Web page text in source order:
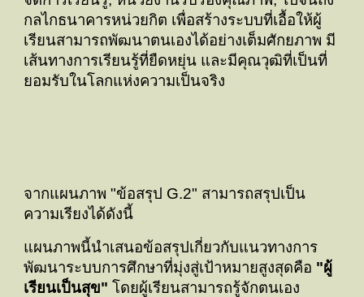
กลไกธนาคารหน่วยกิต เพื่อสร้างระบบที่เอื้อให้ผู้
เรียนสามารถพัฒนาตนเองได้อย่างเต็มศักยภาพ มี
เส้นทางการเรียนรู้ที่ยืดหยุ่น และมีคุณวุฒิที่เป็นที่
ยอมรับในโลกแห่งความเป็นจริง
จากแผนภาพ "ข้อสรุป G.2" สามารถสรุปเป็น
ความเรียงได้ดังนี้
แผนภาพนี้นำเสนอข้อสรุปเกี่ยวกับแนวทางการ
พัฒนาระบบการศึกษาที่มุ่งสู่เป้าหมายสูงสุดคือ "ผู้
เรียนเป็นสุข" โดยผู้เรียนสามารถรู้จักตนเอง